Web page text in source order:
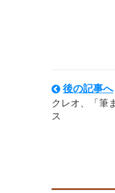
後の記事へ
クレオ、「筆
ス